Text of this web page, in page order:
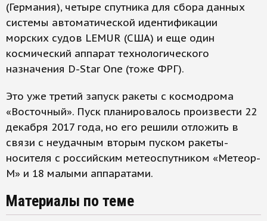
(Германия), четыре спутника для сбора данных
системы автоматической идентификации
морских судов LEMUR (США) и еще один
космический аппарат технологического
назначения D-Star One (тоже ФРГ).
Это уже третий запуск ракеты с космодрома
«Восточный». Пуск планировалось произвести 22
декабря 2017 года, но его решили отложить в
связи с неудачным вторым пуском ракеты-
носителя с российским метеоспутником «Метеор-
М» и 18 малыми аппаратами.
Материалы по теме